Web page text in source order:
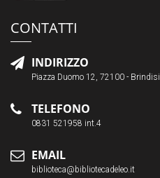
CONTATTI
INDIRIZZO
Piazza Duomo 12, 72100 - Brindisi
TELEFONO
0831 521958 int.4
EMAIL
biblioteca@bibliotecadeleo.it